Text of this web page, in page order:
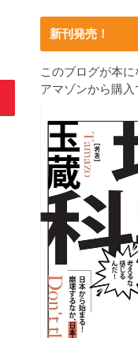
新刊発売！
このブログが本に
アマゾンから購入